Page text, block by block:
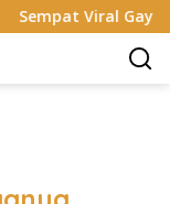
Viral Gaya ASI